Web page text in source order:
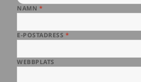
NAMN *
E-POSTADRESS *
WEBBPLATS